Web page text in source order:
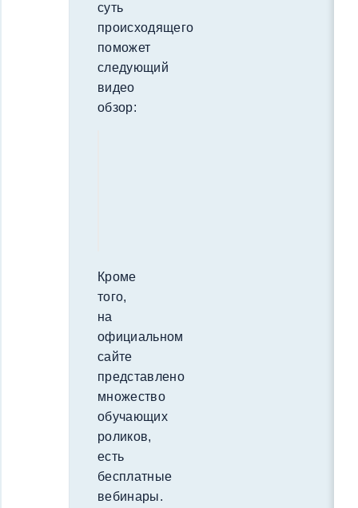
суть
происходящего
поможет
следующий
видео
обзор:
Кроме
того,
на
официальном
сайте
представлено
множество
обучающих
роликов,
есть
бесплатные
вебинары.